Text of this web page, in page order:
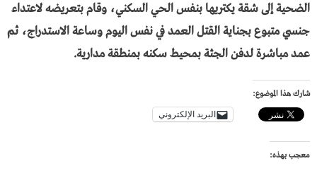
الضحية إلى شقة يكتريها بنفس الحي السكني، وقام بتعريضه لاعتداء
جنسي متبوع بجناية القتل العمد في نفس اليوم وساعة الاستدراج، ثم
عمد مباشرة لدفن الجثة بمحيط سكنه بمنطقة مدارية.
شارك هذا الموضوع:
البريد الإلكتروني
معجب بهذه: